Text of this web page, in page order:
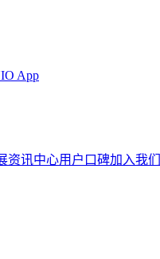
App
资讯中心用户口碑加入我们